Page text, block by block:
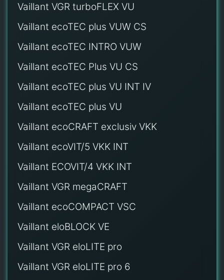
Vaillant VGR turboFLEX VU
Vaillant ecoTEC plus VUW CS
Vaillant ecoTEC INTRO VUW
Vaillant ecoTEC Plus VU CS
Vaillant ecoTEC plus VU INT IV
Vaillant ecoTEC plus VU
Vaillant ecoCRAFT exclusiv VKK
Vaillant ecoVIT/5 VKK INT
Vaillant ECOVIT/4 VKK INT
Vaillant VGR megaCRAFT
Vaillant ecoCOMPACT VSC
Vaillant eloBLOCK VE
Vaillant VGR eloLITE pro
Vaillant VGR eloLITE pro 6